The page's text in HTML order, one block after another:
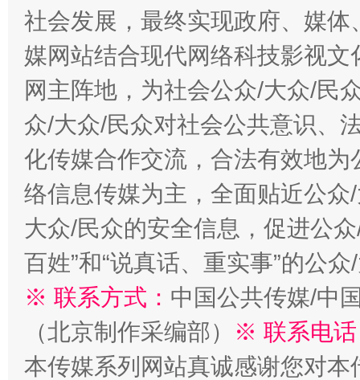
东山县通报“牛蛙产品抗生素超标问题”
千年窑火 生生不息 一
社会发展，最终实现政府、媒
媒网站结合现代网络科技影视
网主阵地，为社会公众/大众/民
众/大众/民众对社会公共意识、
化传媒合作交流，合法有效地
络信息传媒为主，全面贴近公
大众/民众的安全信息，促进公
百姓”和“说真话、重实事”的公
※ 联系方式： 中国公共传媒/中
（北京制作采编部）
※ 联系电
本传媒系列网站真诚感谢您对